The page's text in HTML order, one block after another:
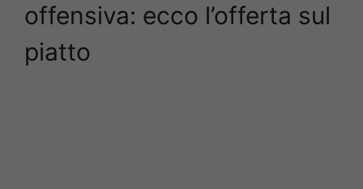
offensiva: ecco l’offerta sul
piatto